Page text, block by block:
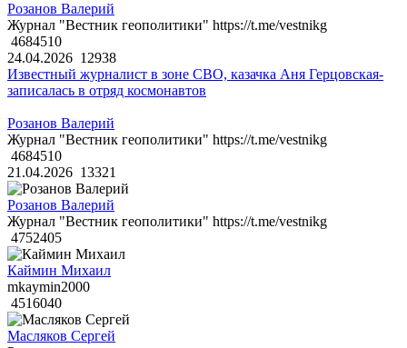
Розанов Валерий
Журнал "Вестник геополитики" https://t.me/vestnikg
4684510
24.04.2026 12938
Известный журналист в зоне СВО, казачка Аня Герцовская-
записалась в отряд космонавтов
Розанов Валерий
Журнал "Вестник геополитики" https://t.me/vestnikg
4684510
21.04.2026 13321
Розанов Валерий
Журнал "Вестник геополитики" https://t.me/vestnikg
4752405
Каймин Михаил
mkaymin2000
4516040
Масляков Сергей